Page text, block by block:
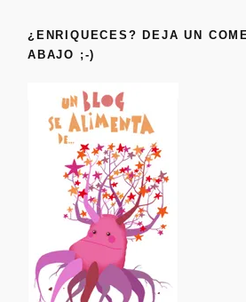
¿ENRIQUECES? DEJA UN
ABAJO ;-)